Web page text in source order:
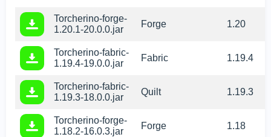
Torcherino-forge-
1.20.1-20.0.0.jar
Forge 1.20
Torcherino-fabric-
1.19.4-19.0.0.jar
Fabric 1.19.4
Torcherino-fabric-
1.19.3-18.0.0.jar
Quilt 1.19.3
Torcherino-forge-
1.18.2-16.0.3.jar
Forge 1.18